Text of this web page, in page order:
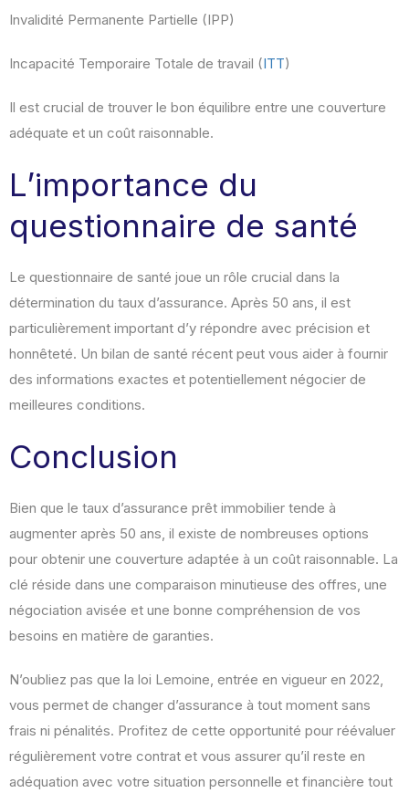
Invalidité Permanente Partielle (IPP)
Incapacité Temporaire Totale de travail (ITT)
Il est crucial de trouver le bon équilibre entre une couverture
adéquate et un coût raisonnable.
L’importance du
questionnaire de santé
Le questionnaire de santé joue un rôle crucial dans la
détermination du taux d’assurance. Après 50 ans, il est
particulièrement important d’y répondre avec précision et
honnêteté. Un bilan de santé récent peut vous aider à fournir
des informations exactes et potentiellement négocier de
meilleures conditions.
Conclusion
Bien que le taux d’assurance prêt immobilier tende à
augmenter après 50 ans, il existe de nombreuses options
pour obtenir une couverture adaptée à un coût raisonnable. La
clé réside dans une comparaison minutieuse des offres, une
négociation avisée et une bonne compréhension de vos
besoins en matière de garanties.
N’oubliez pas que la loi Lemoine, entrée en vigueur en 2022,
vous permet de changer d’assurance à tout moment sans
frais ni pénalités. Profitez de cette opportunité pour réévaluer
régulièrement votre contrat et vous assurer qu’il reste en
adéquation avec votre situation personnelle et financière tout